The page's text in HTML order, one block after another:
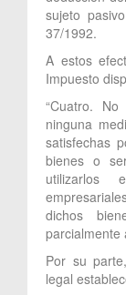
sujeto
37/1992.
A estos
Impuesto
“Cuatro.
ninguna
satisfechas
bienes o
utilizarlos
dichos
parcialmente
Por su
legal